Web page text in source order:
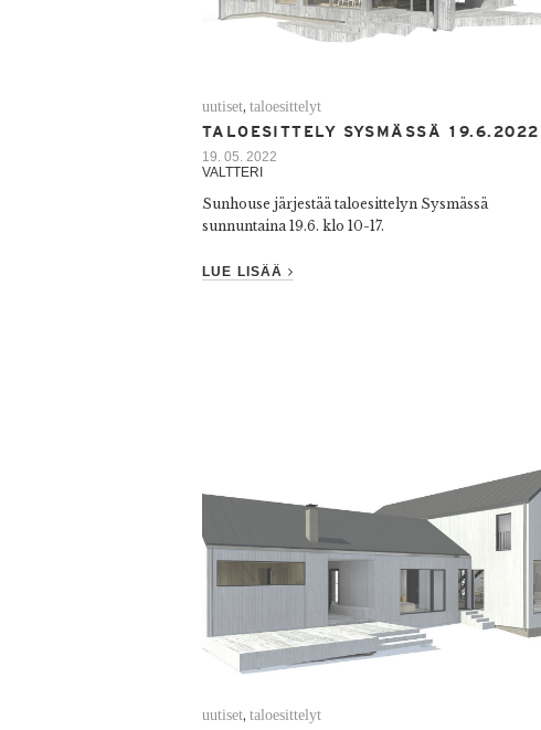
uutiset, taloesittelyt
TALOESITTELY SYSMÄSSÄ 19.6.2022
19. 05. 2022
VALTTERI
Sunhouse järjestää taloesittelyn Sysmässä
sunnuntaina 19.6. klo 10-17.
LUE LISÄÄ
uutiset, taloesittelyt